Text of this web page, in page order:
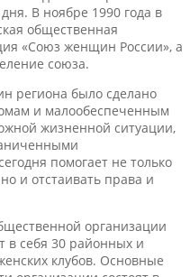
В ноябре 1990 года в
общественная
«Союз женщин России», а
союза.
региона было сделано
и малообеспеченным
жизненной ситуации,
помогает не только
и отстаивать права и
организации
в себя 30 районных и
клубов. Основные